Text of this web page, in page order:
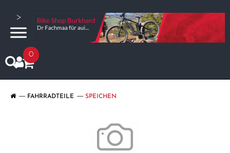
>
0
FAHRRADTEILE SPEICHEN